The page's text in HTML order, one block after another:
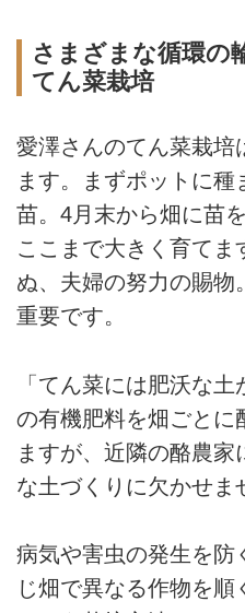
さまざまな循環の
てん菜栽培
愛澤さんのてん菜栽培
ます。まずポットに
苗。4月末から畑に苗
ここまで大きく育てま
ぬ、夫婦の努力の賜物
重要です。
「てん菜には肥沃な
の有機肥料を畑ごとに
ますが、近隣の酪農
な土づくりに欠かせま
病気や害虫の発生を防
じ畑で異なる作物を順